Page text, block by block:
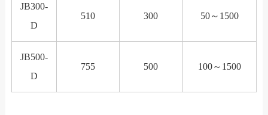
JB300-
D
510 300 50～1500
JB500-
D
755 500 100～1500